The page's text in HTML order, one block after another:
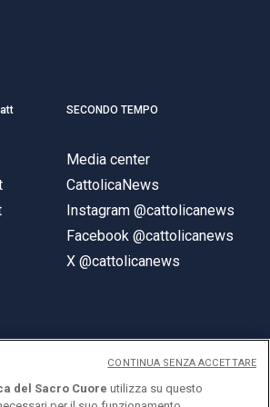
SECONDO TEMPO
Media center
CattolicaNews
Instagram @cattolicanews
Facebook @cattolicanews
X @cattolicanews
del Sacro Cuore utilizza su questo
CONTINUA SENZA ACCETTARE